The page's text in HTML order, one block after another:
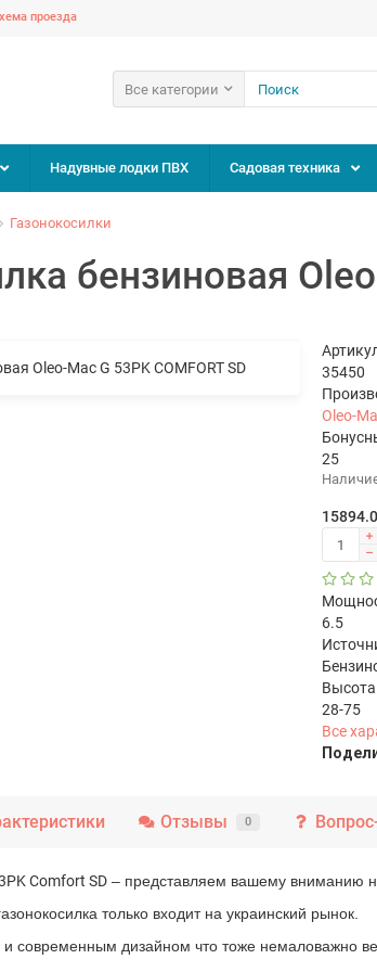
проезда
Все категории
Надувные лодки ПВХ Садовая техника
Газонокосилки
бензиновая
35450
Oleo-
25
6.5
28-75
Все
Отзывы 0
Comfort SD – представляем вашему вниманию
только входит на украинский рынок.
современным дизайном что тоже немаловажно